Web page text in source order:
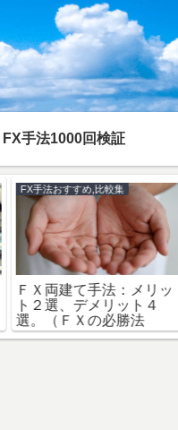
FX手法1000回検証
FX手法おすすめ,比較集
ＦＸ両建て手法：メリッ
ト２選、デメリット４
選。（ＦＸの必勝法
か？）